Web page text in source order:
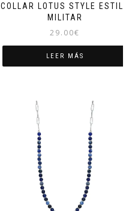
COLLAR LOTUS STYLE ESTILO
MILITAR
29.00€
LEER MÁS